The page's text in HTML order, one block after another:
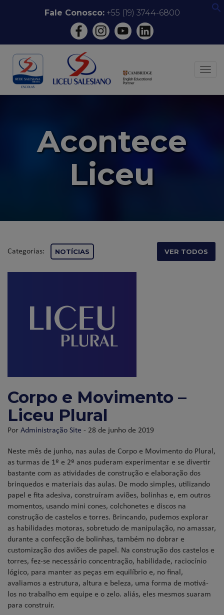
conteúdo
Fale Conosco:+55 (19) 3744-6800
Acontece
Liceu
Categorias: NOTÍCIAS VER TODOS
Corpo e Movimento –
Liceu Plural
PorAdministração Site - 28 de junho de 2019
Neste mês de junho, nas aulas de Corpo e Movimento do Plural,
as turmas de 1º e 2º anos puderam experimentar e se divertir
bastante com as atividades de construção e elaboração dos
brinquedos e materiais das aulas. De modo simples, utilizando
papel e fita adesiva, construíram aviões, bolinhas e, em outros
momentos, usando mini cones, colchonetes e discos na
construção de castelos e torres. Brincando, pudemos explorar
as habilidades motoras, sobretudo de manipulação, no amassar,
durante a confecção de bolinhas, também no dobrar e
customização dos aviões de papel. Na construção dos castelos e
torres, fez-se necessário concentração, habilidade, raciocínio
lógico, para manter as peças em equilíbrio e, no final,
avaliamos a estrutura, altura e beleza, uma forma de motivá-
los no trabalho em equipe e o zelo. aliás, eles mesmos suaram
para construir.